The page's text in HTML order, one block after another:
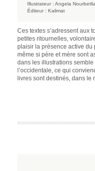
Illustrateur : Angela
Éditeur : Kalimat
Ces textes s’adressent aux
petites ritournelles,
plaisir la présence active
même si père et mère sont
dans les illustrations
l’occidentale, ce qui
livres sont destinés, dans